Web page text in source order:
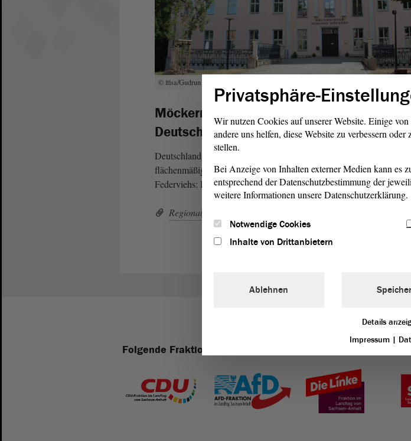
© ltlsa/Gudrun Oelze
Möckern – Viertgrößte Stadt
Deutschlands mit nur rund 13 000
Deutschlands viertgrößte Stadt liegt im Jerichower Land. Doch nicht
flächenmäßigen Ausdehnung dürfte sie vielen ein Begriff sein,
Federviehs: Broiler aus Möckern und Störche in Loburg.
Regionalfenster Möckern (PDF; 5.8 MB)
Folgende Fraktionen sind im Landtag von Sachsen-Anhalt
Privatsphäre-
Wir nutzen Cookies auf unserer Website. Einige
andere uns helfen, diese Website zu verbessern
stellen.
Bei Anzeige von Inhalten externer Medien kann es
entsprechend der Datenschutzbestimmung der
weitere Informationen unsere Datenschutzerklärung.
Notwendige Cookies
Inhalte von Drittanbietern
Ablehnen
Details
Impressum |